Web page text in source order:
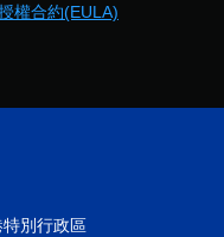
權合約(EULA)
別行政區